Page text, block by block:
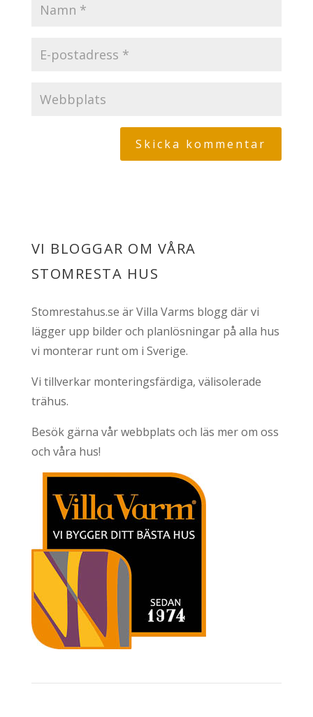
VI BLOGGAR OM VÅRA
STOMRESTA HUS
Stomrestahus.se är Villa Varms blogg där vi
lägger upp bilder och planlösningar på alla hus
vi monterar runt om i Sverige.
Vi tillverkar monteringsfärdiga, välisolerade
trähus.
Besök gärna vår webbplats och läs mer om oss
och våra hus!